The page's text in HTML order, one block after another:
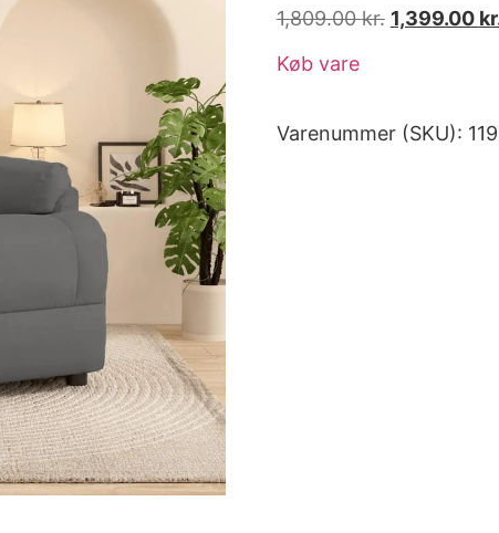
1,809.00kr. 1,399.00
Køb vare
Varenummer (SKU):